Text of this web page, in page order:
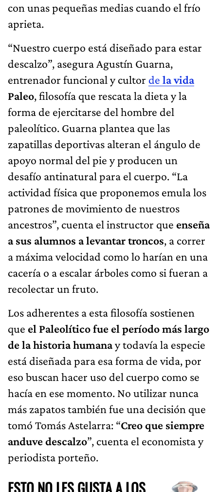
con unas pequeñas medias cuando el frío
aprieta.
“Nuestro cuerpo está diseñado para estar
descalzo”, asegura Agustín Guarna,
entrenador funcional y cultor de la vida
Paleo, filosofía que rescata la dieta y la
forma de ejercitarse del hombre del
paleolítico. Guarna plantea que las
zapatillas deportivas alteran el ángulo de
apoyo normal del pie y producen un
desafío antinatural para el cuerpo. “La
actividad física que proponemos emula los
patrones de movimiento de nuestros
ancestros”, cuenta el instructor que enseña
a sus alumnos a levantar troncos, a correr
a máxima velocidad como lo harían en una
cacería o a escalar árboles como si fueran a
recolectar un fruto.
Los adherentes a esta filosofía sostienen
que el Paleolítico fue el período más largo
de la historia humanay todavía la especie
está diseñada para esa forma de vida, por
eso buscan hacer uso del cuerpo como se
hacía en ese momento. No utilizar nunca
más zapatos también fue una decisión que
tomó Tomás Astelarra: “Creo que siempre
anduve descalzo”, cuenta el economista y
periodista porteño.
ESTO NO LES GUSTA A LOS